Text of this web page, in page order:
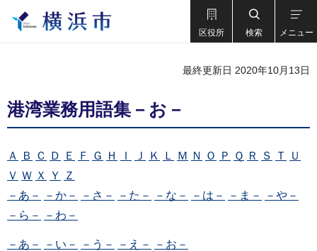
区役所 検索 メニュー
最終更新日 2020年10月13日
港湾業務用語集－お－
Ａ Ｂ Ｃ Ｄ Ｅ Ｆ Ｇ Ｈ Ｉ Ｊ Ｋ Ｌ Ｍ Ｎ Ｏ Ｐ Ｑ Ｒ Ｓ Ｔ
Ｕ
Ｖ Ｗ Ｘ Ｙ
Ｚ
－あ－
－か－ －さ－ －た－ －な－ －は－ －ま－
－や－
－ら－
－わ－
－あ－ －い－ －う－ －え－ －お－